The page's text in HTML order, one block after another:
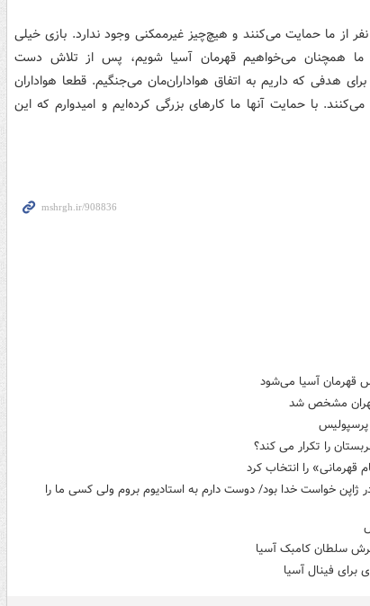
آزادی ۸۰ هزار نفر از ما حمایت می‌کنند و هیچ‌چیز غیرممکنی وجود ندارد. بازی خیلی
همچنان می‌خواهیم قهرمان آسیا شویم، پس از تلاش دست
هدفی که داریم به اتفاق هواداران‌مان می‌جنگیم. قطعا هواداران
با حمایت آنها ما کارهای بزرگی کرده‌ایم و امیدوارم که این
تهران مشخص شد
را تکرار می کند؟
را انتخاب کرد
ژاپن خواست خدا بود/ دوست دارم به استادیوم بروم ولی کسی ما را
سلطان کامبک آسیا
برای فینال آسیا